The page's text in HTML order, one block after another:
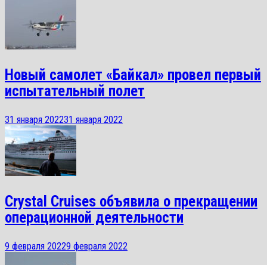
Новый самолет «Байкал» провел первый
испытательный полет
31 января 202231 января 2022
Crystal Cruises объявила о прекращении
операционной деятельности
9 февраля 20229 февраля 2022